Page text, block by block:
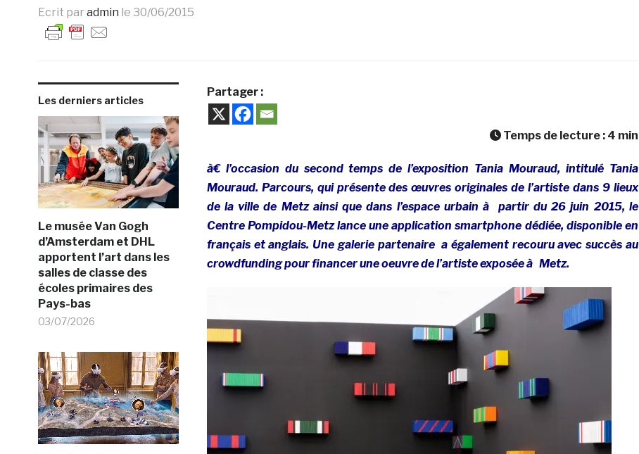
Ecrit par admin le 30/06/2015
Les derniers articles
Le musée Van Gogh
d’Amsterdam et DHL
apportent l’art dans les
salles de classe des
écoles primaires des
Pays-bas
03/07/2026
Partager :
Temps de lecture : 4 min
à€ l’occasion du second temps de l’exposition Tania Mouraud, intitulé Tania
Mouraud. Parcours, qui présente des œuvres originales de l’artiste dans 9 lieux
de la ville de Metz ainsi que dans l’espace urbain à partir du 26 juin 2015, le
Centre Pompidou-Metz lance une application smartphone dédiée, disponible en
français et anglais. Une galerie partenaire a également recouru avec succès au
crowdfunding pour financer une oeuvre de l’artiste exposée à Metz.